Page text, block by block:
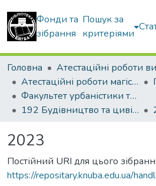
Фонди та
зібрання
Пошук за
критеріями
Головна
Атестаційні роботи магістрів
Факультет урбаністики та просторового планування
192 Будівництво та цивільна інженерія. Міське будівництво та господарство
2023
Постійний URI для цього
https://repositary.knuba.edu.ua/